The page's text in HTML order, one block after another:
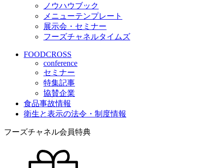
ノウハウブック
メニューテンプレート
展示会・セミナー
フーズチャネルタイムズ
FOODCROSS
conference
セミナー
特集記事
協賛企業
食品事故情報
衛生と表示の法令・制度情報
フーズチャネル会員特典